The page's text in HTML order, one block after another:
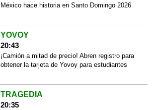
México hace historia en Santo Domingo 2026
YOVOY
20:43
¡Camión a mitad de precio! Abren registro para
obtener la tarjeta de Yovoy para estudiantes
TRAGEDIA
20:35